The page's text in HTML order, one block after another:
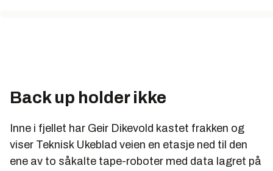
Back up holder ikke
Inne i fjellet har Geir Dikevold kastet frakken og
viser Teknisk Ukeblad veien en etasje ned til den
ene av to såkalte tape-roboter med data lagret på